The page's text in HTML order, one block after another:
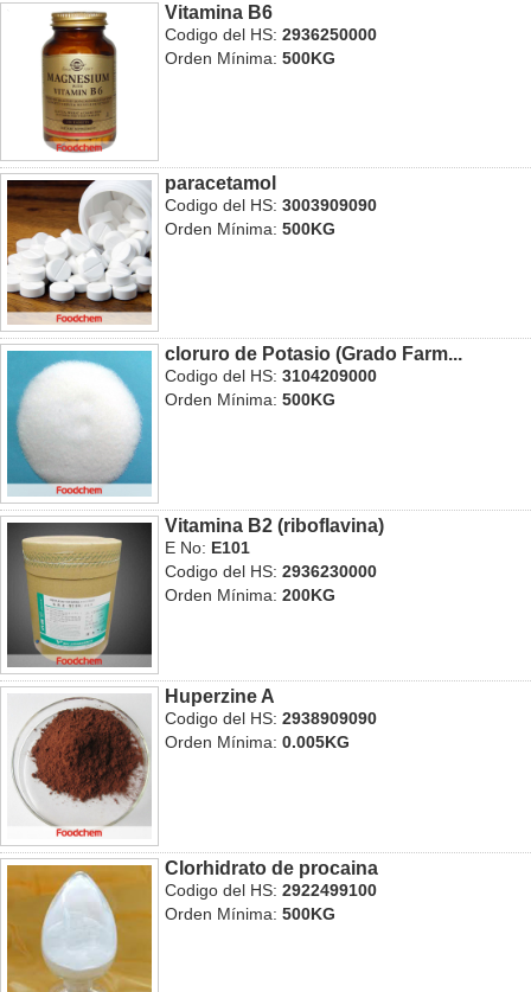
Vitamina B6
Codigo del HS:2936250000
Orden Mínima:500KG
paracetamol
Codigo del HS:3003909090
Orden Mínima:500KG
cloruro de Potasio (Grado Farm...
Codigo del HS:3104209000
Orden Mínima:500KG
Vitamina B2 (riboflavina)
E No: E101
Codigo del HS:2936230000
Orden Mínima:200KG
Huperzine A
Codigo del HS:2938909090
Orden Mínima:0.005KG
Clorhidrato de procaina
Codigo del HS:2922499100
Orden Mínima:500KG